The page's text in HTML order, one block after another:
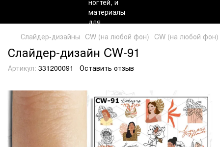
Слайдер-дизайны CW (на любой фон) CW (на любой фон)
Слайдер-дизайн CW-91
Артикул: 331200091 Оставить отзыв